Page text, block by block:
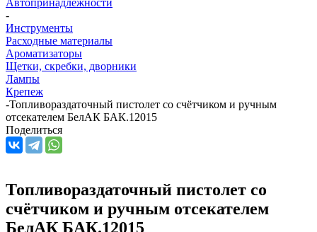
-
Инструменты
Расходные материалы
Ароматизаторы
Щетки, скребки, дворники
Лампы
Крепеж
-Топливораздаточный пистолет со счётчиком и ручным
отсекателем БелАК БАК.12015
Поделиться
Топливораздаточный пистолет со
счётчиком и ручным отсекателем
БелАК БАК.12015